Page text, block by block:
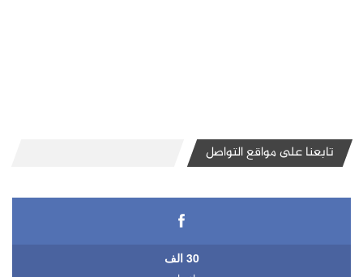
تابعنا على مواقع التواصل
30 الف